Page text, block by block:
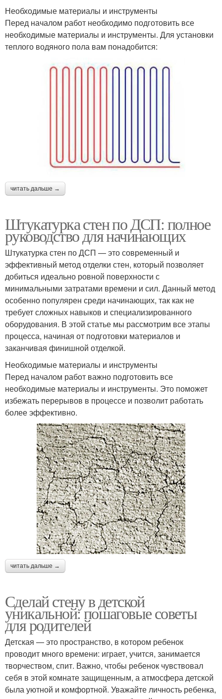
Необходимые материалы и инструменты
Перед началом работ необходимо подготовить все
необходимые материалы и инструменты. Для установки
теплого водяного пола вам понадобится:
читать дальше →
Штукатурка стен по ДСП: полное
руководство для начинающих
Штукатурка стен по ДСП — это современный и
эффективный метод отделки стен, который позволяет
добиться идеально ровной поверхности с
минимальными затратами времени и сил. Данный метод
особенно популярен среди начинающих, так как не
требует сложных навыков и специализированного
оборудования. В этой статье мы рассмотрим все этапы
процесса, начиная от подготовки материалов и
заканчивая финишной отделкой.
Необходимые материалы и инструменты
Перед началом работ важно подготовить все
необходимые материалы и инструменты. Это поможет
избежать перерывов в процессе и позволит работать
более эффективно.
читать дальше →
Сделай стену в детской
уникальной: пошаговые советы
для родителей
Детская — это пространство, в котором ребенок
проводит много времени: играет, учится, занимается
творчеством, спит. Важно, чтобы ребенок чувствовал
себя в этой комнате защищенным, а атмосфера детской
была уютной и комфортной. Уважайте личность ребенка,